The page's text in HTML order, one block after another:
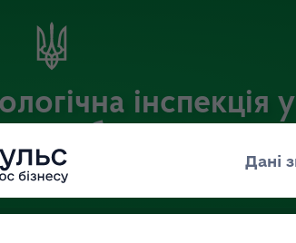
інспекція у
області
веб-портал